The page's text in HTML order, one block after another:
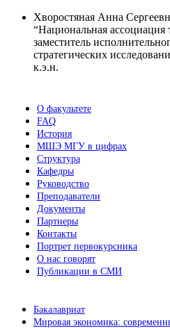
Хворостяная Анна
“Национальная ассоциация
заместитель
стратегических
к.э.н.
О факультете
FAQ
История
МШЭ МГУ в цифрах
Структура
Кафедры
Руководство
Преподаватели
Документы
Партнеры
Контакты
Портрет первокурсника
О нас говорят
Публикации в СМИ
Бакалавриат
Мировая экономика: